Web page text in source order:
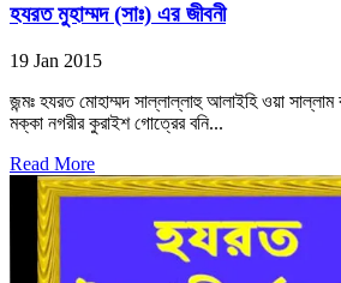
হযরত মুহাম্মদ (সাঃ) এর জীবনী
19 Jan 2015
জন্মঃ হযরত মোহাম্মদ সাল্লাল্লাহু আলাইহি ওয়া
মক্কা নগরীর কুরাইশ গোত্রের বনি...
Read More